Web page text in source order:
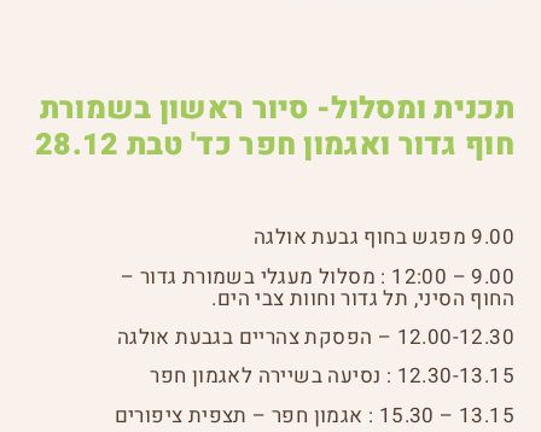
תכנית ומסלול- סיור ראשון בשמורת
חוף גדור ואגמון חפר כד' טבת 28.12
9.00 מפגש בחוף גבעת אולגה
9.00 – 12:00 : מסלול מעגלי בשמורת גדור –
החוף הסיני, תל גדור וחוות צבי הים.
12.00-12.30 – הפסקת צהריים בגבעת אולגה
12.30-13.15 : נסיעה בשיירה לאגמון חפר
13.15 – 15.30 : אגמון חפר – תצפית ציפורים